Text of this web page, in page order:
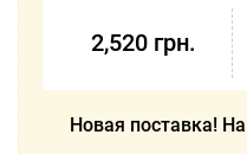
2,520 грн.
Новая поставка!